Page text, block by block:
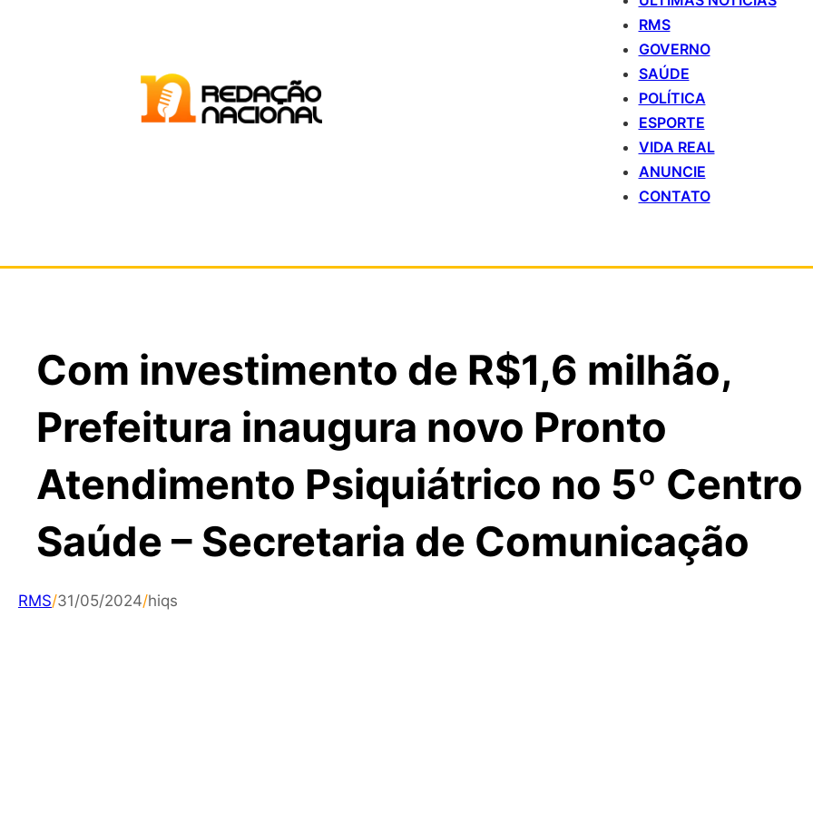
RMS
GOVERNO
SAÚDE
POLÍTICA
ESPORTE
VIDA REAL
ANUNCIE
CONTATO
Com investimento de R$1,6 milhão,
Prefeitura inaugura novo Pronto
Atendimento Psiquiátrico no 5º Centro
Saúde – Secretaria de Comunicação
RMS/31/05/2024/hiqs